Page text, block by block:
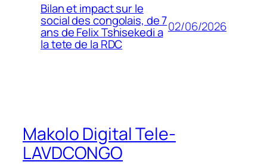
Bilan et impact sur le
social des congolais, de 7
ans de Felix Tshisekedi a
la tete de la RDC
02/06/2026
Makolo Digital Tele-
LAVDCONGO